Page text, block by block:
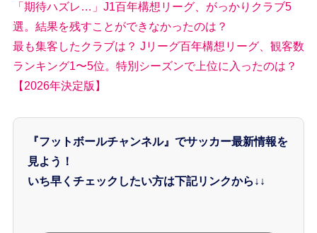
「期待ハズレ…」J1百年構想リーグ、がっかりクラブ5
選。結果を残すことができなかったのは？
最も集客したクラブは？ Jリーグ百年構想リーグ、観客数
ランキング1〜5位。特別シーズンで上位に入ったのは？
【2026年決定版】
『フットボールチャンネル』でサッカー最新情報を
見よう！
いち早くチェックしたい方は下記リンクから↓↓